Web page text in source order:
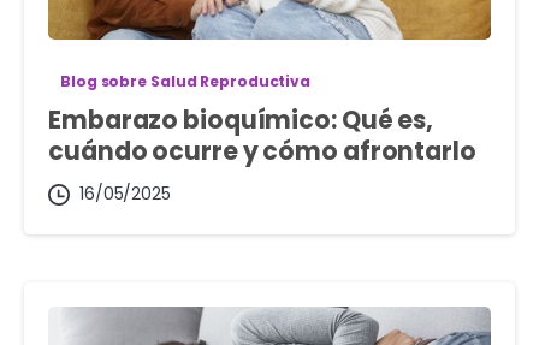
Blog sobre Salud Reproductiva
Embarazo bioquímico: Qué es,
cuándo ocurre y cómo afrontarlo
16/05/2025